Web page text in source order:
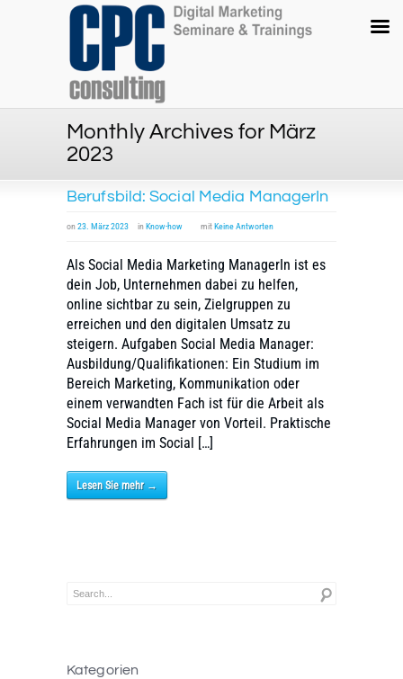
Monthly Archives for März
2023
Berufsbild: Social Media ManagerIn
on23. März 2023 inKnow-how mitKeine Antworten
Als Social Media Marketing ManagerIn ist es
dein Job, Unternehmen dabei zu helfen,
online sichtbar zu sein, Zielgruppen zu
erreichen und den digitalen Umsatz zu
steigern. Aufgaben Social Media Manager:
Ausbildung/Qualifikationen: Ein Studium im
Bereich Marketing, Kommunikation oder
einem verwandten Fach ist für die Arbeit als
Social Media Manager von Vorteil. Praktische
Erfahrungen im Social […]
Lesen Sie mehr →
Kategorien